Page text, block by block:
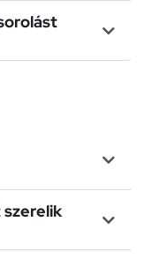
szerelik